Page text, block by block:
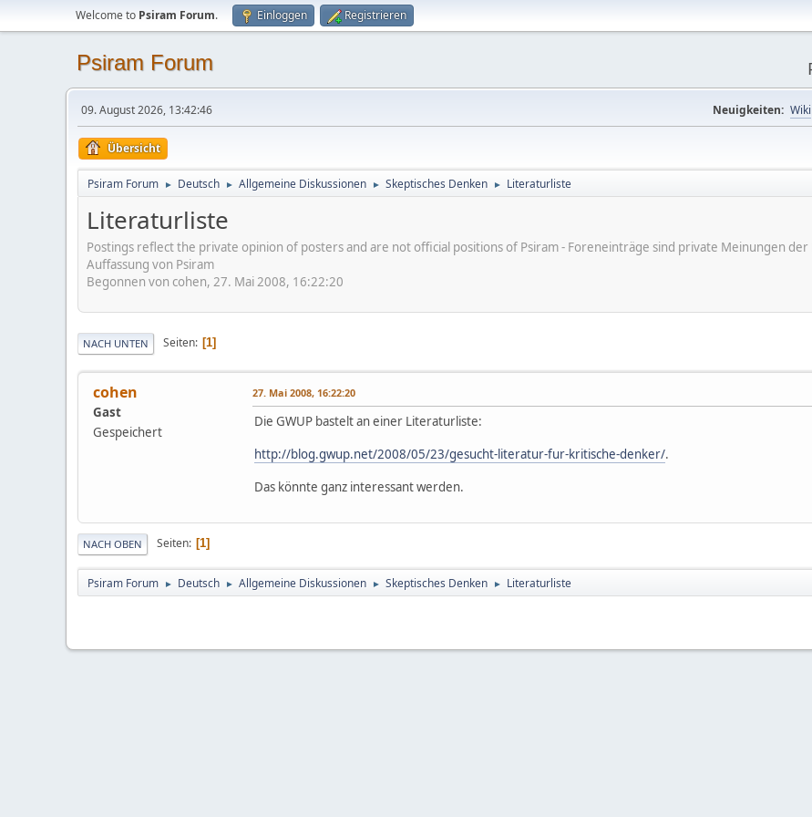
Welcome to Psiram Forum. Einloggen Registrieren
Psiram Forum
09. August 2026, 13:42:46 Neuigkeiten: Wiki
Übersicht
Psiram Forum ► Deutsch ► Allgemeine Diskussionen ► Skeptisches Denken ► Literaturliste
Literaturliste
Postings reflect the private opinion of posters and are not official positions of Psiram - Foreneinträge sind private Meinungen
Auffassung von Psiram
Begonnen von cohen, 27. Mai 2008, 16:22:20
NACH UNTEN Seiten 1
cohen
Gast
Gespeichert
27. Mai 2008, 16:22:20
Die GWUP bastelt an einer Literaturliste:
http://blog.gwup.net/2008/05/23/gesucht-literatur-fur-kritische-denker/.
Das könnte ganz interessant werden.
NACH OBEN Seiten 1
Psiram Forum ► Deutsch ► Allgemeine Diskussionen ► Skeptisches Denken ► Literaturliste